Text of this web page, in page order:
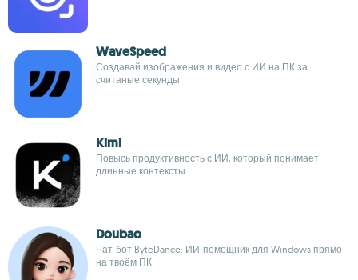
WaveSpeed
Создавай изображения и видео с ИИ на ПК за
считаные секунды
Kimi
Повысь продуктивность с ИИ, который понимает
длинные контексты
Doubao
Чат-бот ByteDance: ИИ‑помощник для Windows прямо
на твоём ПК